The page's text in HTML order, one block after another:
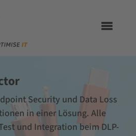
Toggle
Security und Data Loss
in einer Lösung. Alle
und Integration beim DLP-